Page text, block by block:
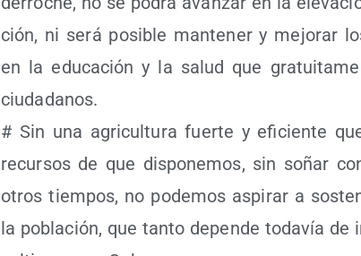
ción, ni será posi­ble man­te­ner y mejo­rar
en la edu­ca­ción y la salud que
ciudadanos.
# Sin una agri­cul­tu­ra fuer­te y efi­cien­te
recur­sos de que dis­po­ne­mos, sin soñar
otros tiem­pos, no pode­mos aspi­rar a
la pobla­ción, que tan­to depen­de toda­vía de